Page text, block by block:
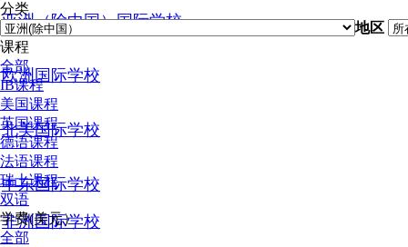
亚洲（除中国）国际学校
欧洲国际学校
北美国际学校
中东国际学校
非洲国际学校
分类
地区
课程
全部
IB课程
美国课程
英国课程
德语课程
法语课程
瑞士课程
双语
学费(美元）
全部